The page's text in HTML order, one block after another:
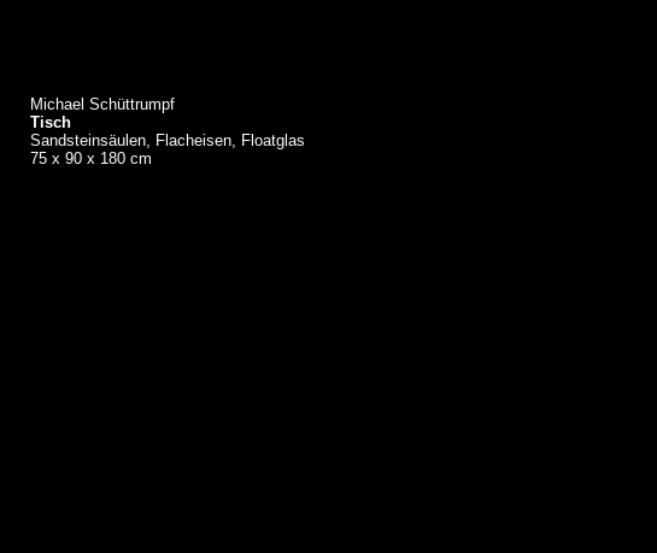
Michael Schüttrumpf
Tisch
Sandsteinsäulen, Flacheisen, Floatglas
75 x 90 x 180 cm